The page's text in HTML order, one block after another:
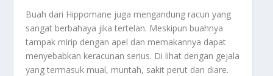
Buah dari Hippomane juga mengandung racun yang
sangat berbahaya jika tertelan. Meskipun buahnya
tampak mirip dengan apel dan memakannya dapat
menyebabkan keracunan serius. Di lihat dengan gejala
yang termasuk mual, muntah, sakit perut dan diare.